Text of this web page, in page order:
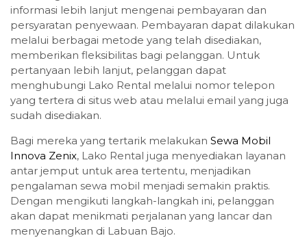
informasi lebih lanjut mengenai pembayaran dan
persyaratan penyewaan. Pembayaran dapat dilakukan
melalui berbagai metode yang telah disediakan,
memberikan fleksibilitas bagi pelanggan. Untuk
pertanyaan lebih lanjut, pelanggan dapat
menghubungi Lako Rental melalui nomor telepon
yang tertera di situs web atau melalui email yang juga
sudah disediakan.
Bagi mereka yang tertarik melakukan Sewa Mobil
Innova Zenix, Lako Rental juga menyediakan layanan
antar jemput untuk area tertentu, menjadikan
pengalaman sewa mobil menjadi semakin praktis.
Dengan mengikuti langkah-langkah ini, pelanggan
akan dapat menikmati perjalanan yang lancar dan
menyenangkan di Labuan Bajo.